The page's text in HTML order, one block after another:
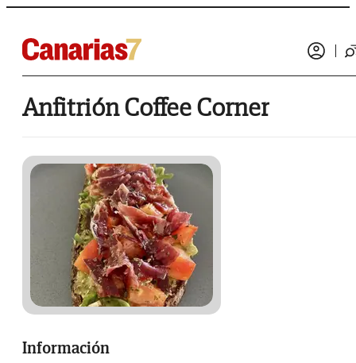
Anfitrión Coffee Corner
Información